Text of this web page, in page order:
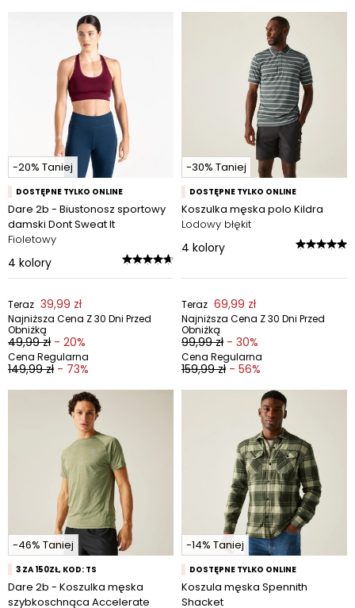
-20% Taniej
DOSTĘPNE TYLKO ONLINE
Dare 2b - Biustonosz sportowy
damski Dont Sweat It
Fioletowy
4 kolory
Teraz 39,99 zł
Najniższa Cena Z 30 Dni Przed
Obniżką
49,99 zł - 20%
Cena Regularna
149,99 zł - 73%
-30% Taniej
DOSTĘPNE TYLKO ONLINE
Koszulka męska polo Kildra
Lodowy błękit
4 kolory
Teraz 69,99 zł
Najniższa Cena Z 30 Dni Przed
Obniżką
99,99 zł - 30%
Cena Regularna
159,99 zł - 56%
-46% Taniej
3 ZA 150ZŁ, KOD: TS
Dare 2b - Koszulka męska
szybkoschnąca Accelerate
-14% Taniej
DOSTĘPNE TYLKO ONLINE
Koszula męska Spennith
Shacket